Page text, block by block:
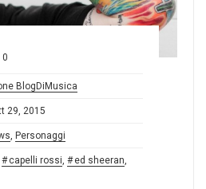
0
BlogDiMusica
29, 2015
Personaggi
capelli rossi ed sheeran